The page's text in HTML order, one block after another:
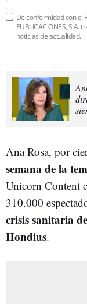
De conformidad con el
PUBLICACIONES,
noticias de actualidad.
Ana Rosa, por
semana de la
Unicorn Content
310.000
crisis sanitaria
Hondius.